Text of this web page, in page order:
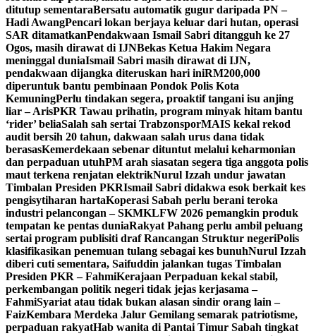
ditutup sementaraBersatu automatik gugur daripada PN –
Hadi AwangPencari lokan berjaya keluar dari hutan, operasi
SAR ditamatkanPendakwaan Ismail Sabri ditangguh ke 27
Ogos, masih dirawat di IJNBekas Ketua Hakim Negara
meninggal duniaIsmail Sabri masih dirawat di IJN,
pendakwaan dijangka diteruskan hari iniRM200,000
diperuntuk bantu pembinaan Pondok Polis Kota
KemuningPerlu tindakan segera, proaktif tangani isu anjing
liar – ArisPKR Tawau prihatin, program minyak hitam bantu
‘rider’ beliaSalah sah sertai TrabzonsporMAIS kekal rekod
audit bersih 20 tahun, dakwaan salah urus dana tidak
berasasKemerdekaan sebenar dituntut melalui keharmonian
dan perpaduan utuhPM arah siasatan segera tiga anggota polis
maut terkena renjatan elektrikNurul Izzah undur jawatan
Timbalan Presiden PKRIsmail Sabri didakwa esok berkait kes
pengisytiharan hartaKoperasi Sabah perlu berani teroka
industri pelancongan – SKMKLFW 2026 pemangkin produk
tempatan ke pentas duniaRakyat Pahang perlu ambil peluang
sertai program publisiti draf Rancangan Struktur negeriPolis
klasifikasikan penemuan tulang sebagai kes bunuhNurul Izzah
diberi cuti sementara, Saifuddin jalankan tugas Timbalan
Presiden PKR – FahmiKerajaan Perpaduan kekal stabil,
perkembangan politik negeri tidak jejas kerjasama –
FahmiSyariat atau tidak bukan alasan sindir orang lain –
FaizKembara Merdeka Jalur Gemilang semarak patriotisme,
perpaduan rakyatHab wanita di Pantai Timur Sabah tingkat